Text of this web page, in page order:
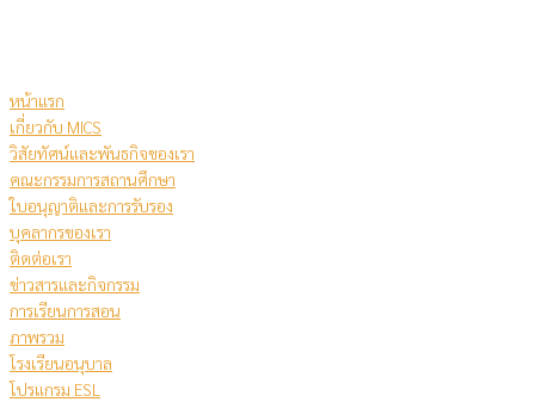
หน้าแรก
เกี่ยวกับ MICS
วิสัยทัศน์และพันธกิจของเรา
คณะกรรมการสถานศึกษา
ใบอนุญาติและการรับรอง
บุคลากรของเรา
ติดต่อเรา
ข่าวสารและกิจกรรม
การเรียนการสอน
ภาพรวม
โรงเรียนอนุบาล
โปรแกรม ESL